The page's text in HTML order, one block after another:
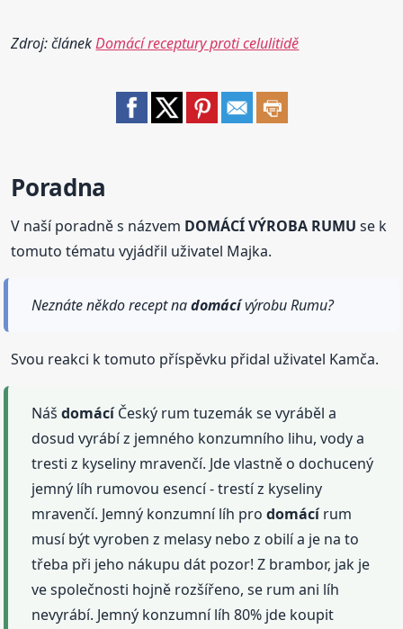
Zdroj: článekDomácí receptury proti celulitidě
Poradna
V naší poradně s názvem DOMÁCÍ VÝROBA RUMU se k
tomuto tématu vyjádřil uživatel Majka.
Neznáte někdo recept nadomácívýrobu Rumu?
Svou reakci k tomuto příspěvku přidal uživatel Kamča.
NášdomácíČeský rum tuzemák se vyráběl a
dosud vyrábí z jemného konzumního lihu, vody a
tresti z kyseliny mravenčí. Jde vlastně o dochucený
jemný líh rumovou esencí - trestí z kyseliny
mravenčí. Jemný konzumní líh prodomácírum
musí být vyroben z melasy nebo z obilí a je na to
třeba při jeho nákupu dát pozor! Z brambor, jak je
ve společnosti hojně rozšířeno, se rum ani líh
nevyrábí. Jemný konzumní líh 80% jde koupit